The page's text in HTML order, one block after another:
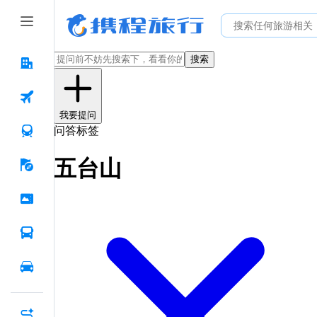
搜索
我要提问
问答标签
五台山